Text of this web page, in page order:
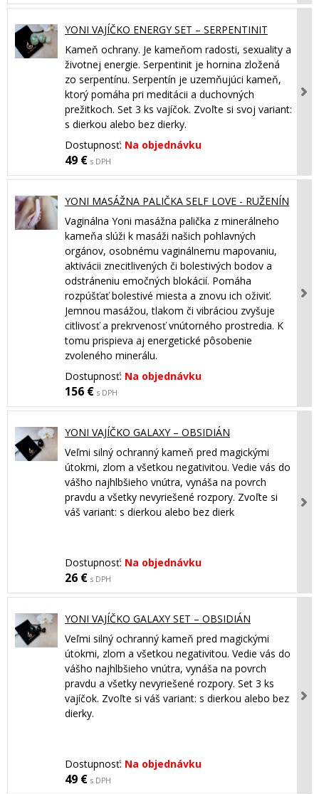
YONI VAJÍČKO ENERGY SET – SERPENTINIT
Kameň ochrany. Je kameňom radosti, sexuality a
životnej energie. Serpentinit je hornina zložená
zo serpentínu. Serpentín je uzemňujúci kameň,
ktorý pomáha pri meditácii a duchovných
prežitkoch. Set 3 ks vajíčok. Zvoľte si svoj variant:
s dierkou alebo bez dierky.
Dostupnosť: Na objednávku
49 € s DPH
YONI MASÁŽNA PALIČKA SELF LOVE - RUŽENÍN
Vaginálna Yoni masážna palička z minerálneho
kameňa slúži k masáži našich pohlavných
orgánov, osobnému vaginálnemu mapovaniu,
aktivácii znecitlivených či bolestivých bodov a
odstráneniu emočných blokácií. Pomáha
rozpúšťať bolestivé miesta a znovu ich oživiť.
Jemnou masážou, tlakom či vibráciou zvyšuje
citlivosť a prekrvenosť vnútorného prostredia. K
tomu prispieva aj energetické pôsobenie
zvoleného minerálu.
Dostupnosť: Na objednávku
156 € s DPH
YONI VAJÍČKO GALAXY – OBSIDIÁN
Veľmi silný ochranný kameň pred magickými
útokmi, zlom a všetkou negativitou. Vedie vás do
vášho najhlbšieho vnútra, vynáša na povrch
pravdu a všetky nevyriešené rozpory. Zvoľte si
váš variant: s dierkou alebo bez dierk
Dostupnosť: Na objednávku
26 € s DPH
YONI VAJÍČKO GALAXY SET – OBSIDIÁN
Veľmi silný ochranný kameň pred magickými
útokmi, zlom a všetkou negativitou. Vedie vás do
vášho najhlbšieho vnútra, vynáša na povrch
pravdu a všetky nevyriešené rozpory. Set 3 ks
vajíčok. Zvoľte si váš variant: s dierkou alebo bez
dierky.
Dostupnosť: Na objednávku
49 € s DPH